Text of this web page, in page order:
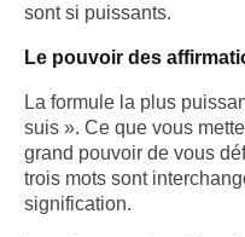
sont si puissants.
Le pouvoir des
La formule la plus
suis ». Ce que vous
grand pouvoir de vous
trois mots sont
signification.